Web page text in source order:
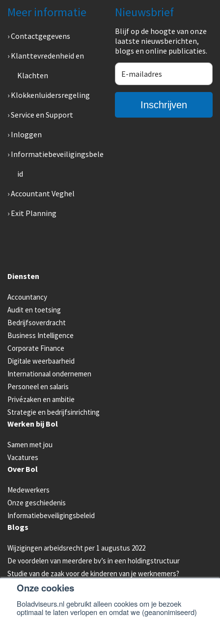
Onze cookies
Boladviseurs.nl gebruikt alleen cookies om je bezoek
optimaal te laten verlopen en omdat we (geanonimiseerd)
Meer informatie
Contactgegevens
Klanttevredenheid en
Klachten
Klokkenluidersregeling
Service en Support
Inloggen
Informatiebeveiligingsbele
id
Accountant Veghel
Exit Planning
Nieuwsbrief
Blijf op de hoogte van onze
laatste nieuwsberichten,
blogs en online publicaties.
Diensten
Accountancy
Audit en toetsing
Bedrijfsoverdracht
Business Intelligence
Corporate Finance
Digitale weerbaarheid
Internationaal ondernemen
Personeel en salaris
Privézaken en ambitie
Strategie en bedrijfsinrichting
Werken bij Bol
Samen met jou
Vacatures
Over Bol
Medewerkers
Onze geschiedenis
Informatiebeveiligingsbeleid
Blogs
Wijzigingen arbeidsrecht per 1 augustus 2022
De voordelen van meerdere bv’s in een holdingstructuur
Studie van de zaak voor de kinderen van je werknemers?
Energielabel C vanaf 2023 verplicht voor kantoren
Aandelen van je bedrijf overdragen aan je kind: hoe werkt dat?
Bleeders omzetten in feeders: zo doe je dat!